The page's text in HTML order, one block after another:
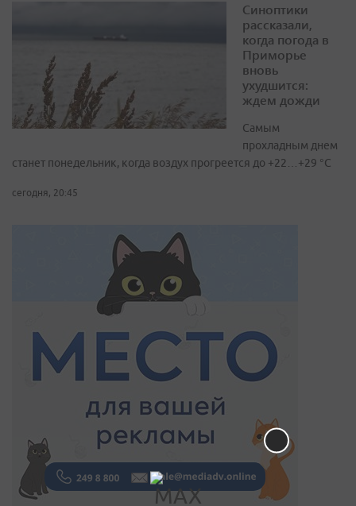
Синоптики
рассказали,
когда погода в
Приморье
вновь
ухудшится:
ждем дожди
Самым
прохладным днем
станет понедельник, когда воздух прогреется до +22…+29 °С
сегодня, 20:45